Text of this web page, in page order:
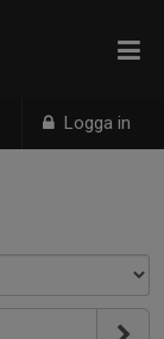
Logga in